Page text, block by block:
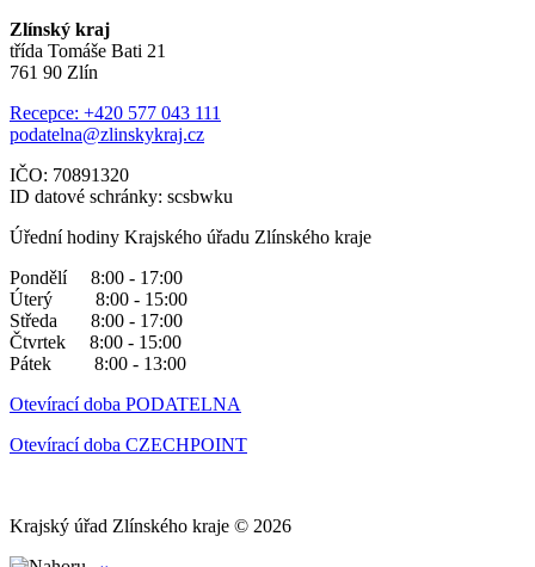
Zlínský kraj
třída Tomáše Bati 21
761 90 Zlín
Recepce: +420 577 043 111
podatelna@zlinskykraj.cz
IČO: 70891320
ID datové schránky: scsbwku
Úřední hodiny Krajského úřadu Zlínského kraje
Pondělí 8:00 - 17:00
Úterý 8:00 - 15:00
Středa 8:00 - 17:00
Čtvrtek 8:00 - 15:00
Pátek 8:00 - 13:00
Otevírací doba PODATELNA
Otevírací doba CZECHPOINT
Krajský úřad Zlínského kraje © 2026